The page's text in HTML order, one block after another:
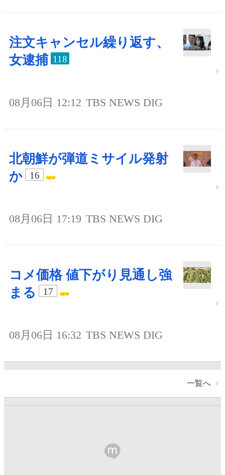
注文キャンセル繰り返す、
女逮捕 118
08月06日 12:12 TBS NEWS DIG
北朝鮮が弾道ミサイル発射
か
16
08月06日 17:19 TBS NEWS DIG
コメ価格 値下がり見通し強
まる
17
08月06日 16:32 TBS NEWS DIG
一覧へ